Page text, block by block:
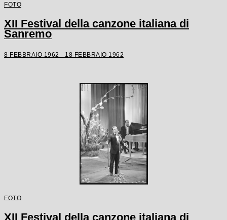
FOTO
XII Festival della canzone italiana di
Sanremo
8 FEBBRAIO 1962 - 18 FEBBRAIO 1962
FOTO
XII Festival della canzone italiana di